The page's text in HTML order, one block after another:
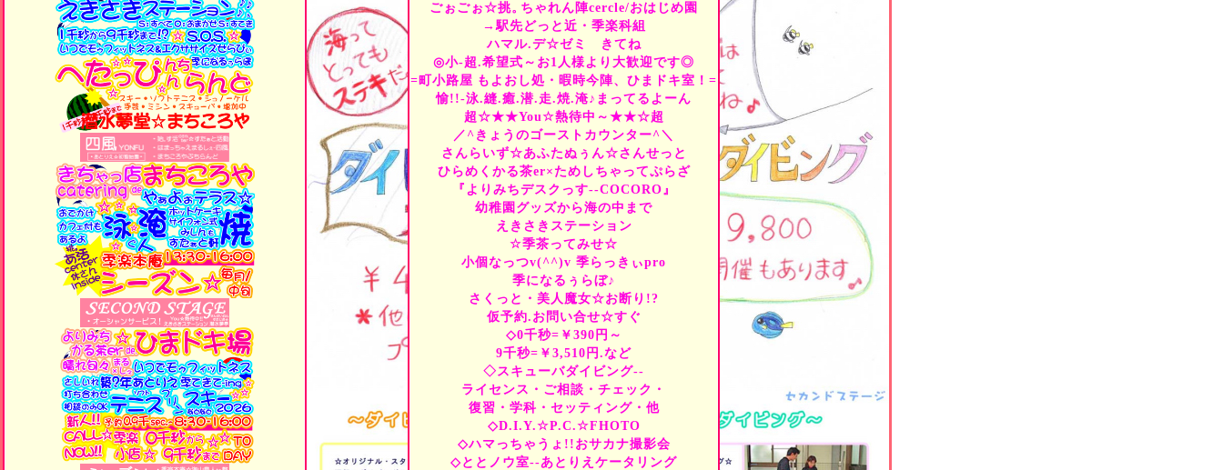
きちゃっ店
de
ひっそり☆おいでよ/季楽本庵・
晴れ.旬.すぐ＠きてね♪
駅先どっと近・季楽科組
始。愉。挑。きらくは A級
へたっぴんちんひろば--季楽本庵
→スキューバ.シュノーケル体験
季茶ってみせ--初習始園
→家庭科隊＆季楽科班
→新挑戦会.築?年あとりえ
やぁよぉテラス☆--四風
→コンピューター-やってみよう
まちころやアカデミー--美休
→築?年あとりえ☆季てきて-ing
→水中カメラ-潜水プールなどで
はまっちゃえまるしぇ--浮贈
→きてね-ちょっぴりんさん
季になるぅらぼ-季らっきぃpro--癒
→温水プール-リラックス
ごぉごぉ☆挑。ちゃれん陣cercle/おはじめ園
→駅先どっと近・季楽科組
ハマル.デ☆ゼミ きてね
◎小-超.希望式～お1人様より大歓迎です◎
=町小路屋 もよおし処・暇時今陣、ひまドキ室！=
愉!!-泳.縫.癒.潜.走.焼.淹♪まってるよーん
超☆★★You☆熱待中～★★☆超
／^きょうのゴーストカウンター^＼
さんらいず☆あふたぬぅん☆さんせっと
ひらめくかる茶er×ためしちゃってぷらざ
『よりみちデスクっす--COCORO』
幼稚園グッズから海の中まで
えきさきステーション
☆季茶ってみせ☆
小個なっつv(^^)v 季らっきぃpro
季になるぅらぼ♪
さくっと・美人魔女☆お断り!?
仮予約.お問い合せ☆すぐ
◇0千秒=￥390円～
9千秒=￥3,510円.など
◇スキューバダイビング--
ライセンス・ご相談・チェック・
復習・学科・セッティング・他
◇D.I.Y.☆P.C.☆FHOTO
◇ハマっちゃうょ!!おサカナ撮影会
◇ととノウ室--あとりえケータリング